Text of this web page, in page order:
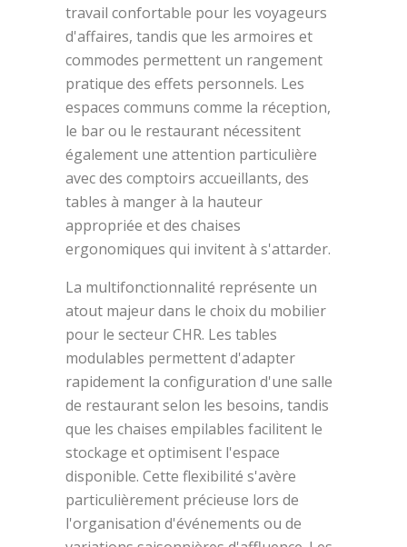
travail confortable pour les voyageurs
d'affaires, tandis que les armoires et
commodes permettent un rangement
pratique des effets personnels. Les
espaces communs comme la réception,
le bar ou le restaurant nécessitent
également une attention particulière
avec des comptoirs accueillants, des
tables à manger à la hauteur
appropriée et des chaises
ergonomiques qui invitent à s'attarder.
La multifonctionnalité représente un
atout majeur dans le choix du mobilier
pour le secteur CHR. Les tables
modulables permettent d'adapter
rapidement la configuration d'une salle
de restaurant selon les besoins, tandis
que les chaises empilables facilitent le
stockage et optimisent l'espace
disponible. Cette flexibilité s'avère
particulièrement précieuse lors de
l'organisation d'événements ou de